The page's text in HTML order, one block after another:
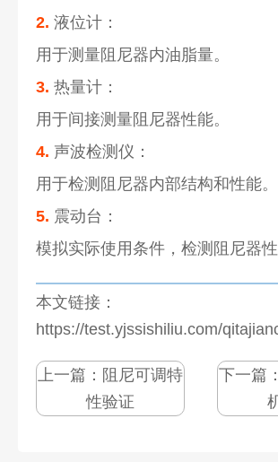
2. 液位计：
用于测量阻尼器内油脂量。
3. 热量计：
用于间接测量阻尼器性能。
4. 声波检测仪：
用于检测阻尼器内部结构和性能。
5. 震动台：
模拟实际使用条件，检测阻尼器性
本文链接：
https://test.yjssishiliu.com/
上一篇： 阻尼可调特
性验证
下一篇：